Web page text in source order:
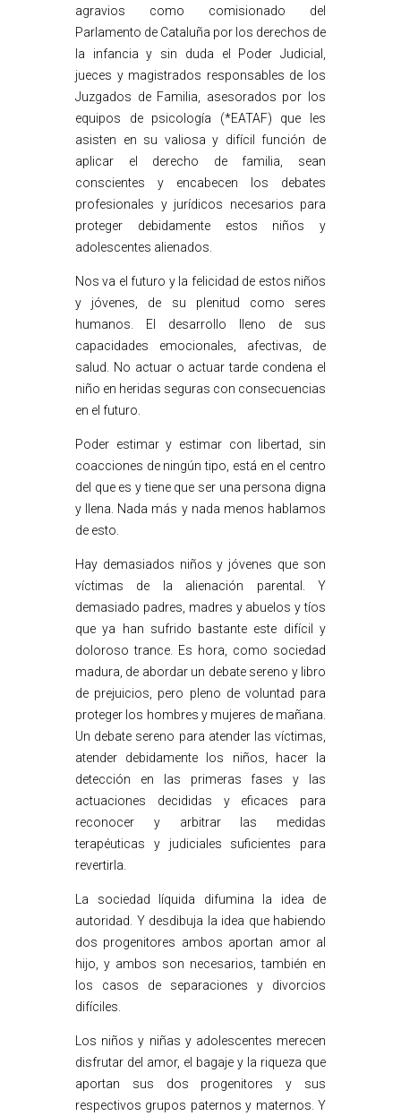
agravios como comisionado del
Parlamento de Cataluña por los derechos de
la infancia y sin duda el Poder Judicial,
jueces y magistrados responsables de los
Juzgados de Familia, asesorados por los
equipos de psicología (*EATAF) que les
asisten en su valiosa y difícil función de
aplicar el derecho de familia, sean
conscientes y encabecen los debates
profesionales y jurídicos necesarios para
proteger debidamente estos niños y
adolescentes alienados.
Nos va el futuro y la felicidad de estos niños
y jóvenes, de su plenitud como seres
humanos. El desarrollo lleno de sus
capacidades emocionales, afectivas, de
salud. No actuar o actuar tarde condena el
niño en heridas seguras con consecuencias
en el futuro.
Poder estimar y estimar con libertad, sin
coacciones de ningún tipo, está en el centro
del que es y tiene que ser una persona digna
y llena. Nada más y nada menos hablamos
de esto.
Hay demasiados niños y jóvenes que son
víctimas de la alienación parental. Y
demasiado padres, madres y abuelos y tíos
que ya han sufrido bastante este difícil y
doloroso trance. Es hora, como sociedad
madura, de abordar un debate sereno y libro
de prejuicios, pero pleno de voluntad para
proteger los hombres y mujeres de mañana.
Un debate sereno para atender las víctimas,
atender debidamente los niños, hacer la
detección en las primeras fases y las
actuaciones decididas y eficaces para
reconocer y arbitrar las medidas
terapéuticas y judiciales suficientes para
revertirla.
La sociedad líquida difumina la idea de
autoridad. Y desdibuja la idea que habiendo
dos progenitores ambos aportan amor al
hijo, y ambos son necesarios, también en
los casos de separaciones y divorcios
difíciles.
Los niños y niñas y adolescentes merecen
disfrutar del amor, el bagaje y la riqueza que
aportan sus dos progenitores y sus
respectivos grupos paternos y maternos. Y